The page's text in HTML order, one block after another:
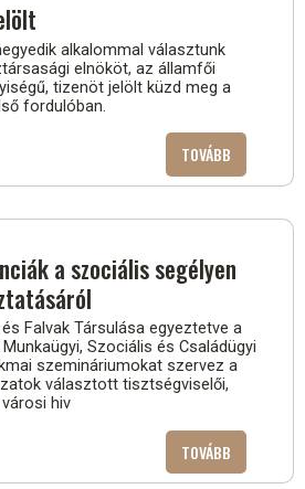
alkalommal választunk
elnököt, az államfői
tizenöt jelölt küzd meg a
fordulóban.
TOVÁBB
a szociális segélyen
Falvak Társulása egyeztetve a
Szociális és Családügyi
szemináriumokat szervez a
választott tisztségviselői,
hiv
TOVÁBB